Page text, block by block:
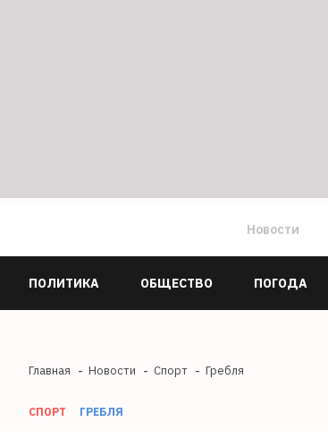
Новости
ПОЛИТИКА ОБЩЕСТВО ПОГОДА
Главная Новости Спорт Гребля
СПОРТ ГРЕБЛЯ